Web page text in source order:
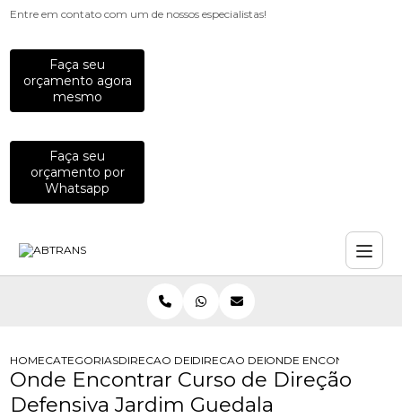
Entre em contato com um de nossos especialistas!
Faça seu
orçamento agora
mesmo
Faça seu
orçamento por
Whatsapp
HOMECATEGORIASDIRECAO DEFENSIVADIRECAO DEFENSIVA CORRETIVA
ONDE ENCONTRAR
Onde Encontrar Curso de Direção
Defensiva Jardim Guedala